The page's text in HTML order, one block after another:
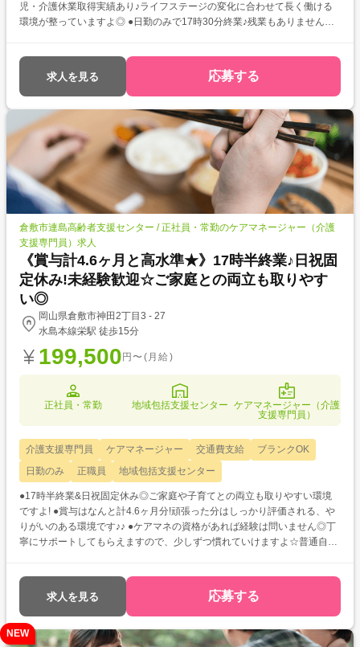
児・介護休業取得実績あり♪ライフステージの変化に合わせて長く働ける
環境が整っていますよ◎ ●日勤のみで17時30分終業♪残業もありませんの
求人を見る 応募する
倉敷市連島高齢者支援センター / 正社員・常勤のケアマネージャー（介護
支援専門員）求人
《賞与計4.6ヶ月と高水準★》17時半終業♪日祝固
定休み!未経験歓迎☆ご家庭との両立も取りやす
い◎
岡山県倉敷市神田2丁目3 - 27
水島本線栄駅 徒歩15分
199,500 円〜(月給)
正社員・常勤 地域包括支援センター ケアマネージャー（介護
支援専門員）
介護支援専門員 ケアマネージャー 交通費支給
ブランクOK
日勤のみ
正職員 地域包括支援センター
●17時半終業&日祝固定休み◎ご家庭や子育てとの両立も取りやすい環境
ですよ! ●賞与はなんと計4.6ヶ月分!頑張った分はしっかり評価される、や
りがいのある環境です♪♪ ●ケアマネの資格があれば経験は問いません◎丁
寧にサポートしてもらえますので、少しずつ慣れていけますよ☆普通自動
求人を見る 応募する
NEW